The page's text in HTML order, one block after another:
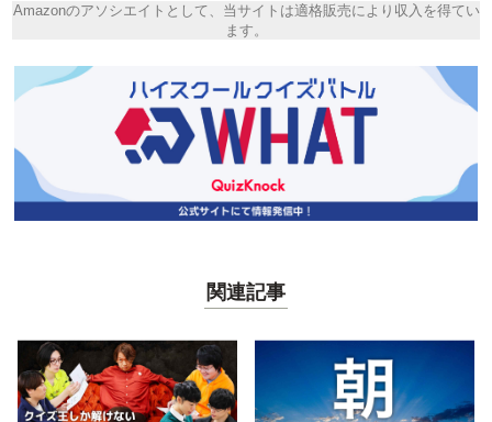
Amazonのアソシエイトとして、当サイトは適格販売により収入を得てい
ます。
関連記事